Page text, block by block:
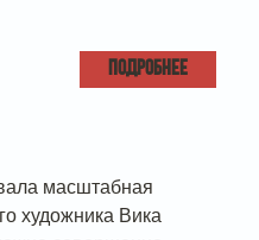
ПОДРОБНЕЕ
масштабная
художника Вика